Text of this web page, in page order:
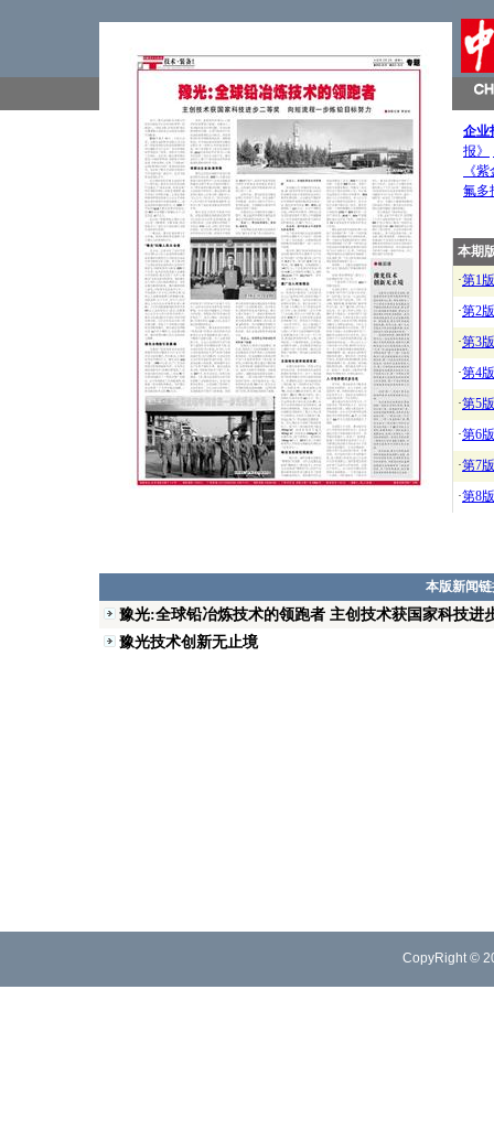
企业
报》
《
氟多
本期
·第1版
·第2版
·第3版
·第4版
·第5版
·第6版
·第7版
·第8版
本版新闻
豫光:全球铅冶炼技术的领跑者 主创技术获国家科技进
豫光技术创新无止境
CopyRight ©